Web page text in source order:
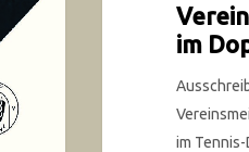
im
im